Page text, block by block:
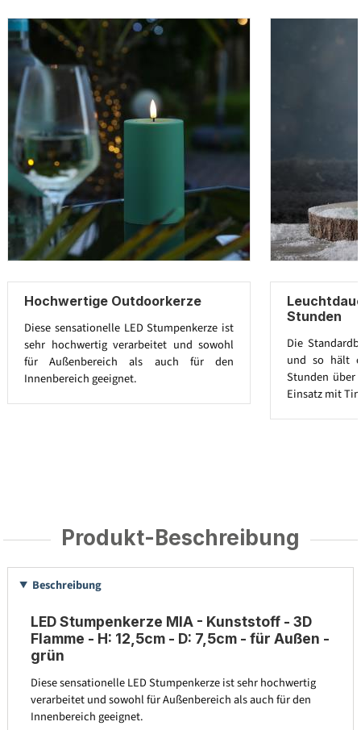
Hochwertige Outdoorkerze
Diese sensationelle LED Stumpenkerze ist
sehr hochwertig verarbeitet und sowohl
für Außenbereich als auch für den
Innenbereich geeignet.
Stunden
Die
und so hält
Stunden über
Einsatz mit
Produkt-Beschreibung
Beschreibung
LED Stumpenkerze MIA - Kunststoff - 3D
Flamme - H: 12,5cm - D: 7,5cm - für Außen -
grün
Diese sensationelle LED Stumpenkerze ist sehr hochwertig
verarbeitet und sowohl für Außenbereich als auch für den
Innenbereich geeignet.